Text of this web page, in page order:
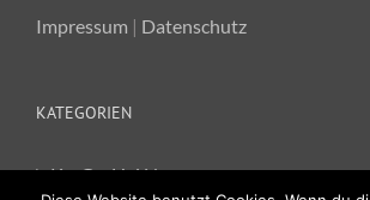
Impressum | Datenschutz
KATEGORIEN
Ka-Ge-Hei News